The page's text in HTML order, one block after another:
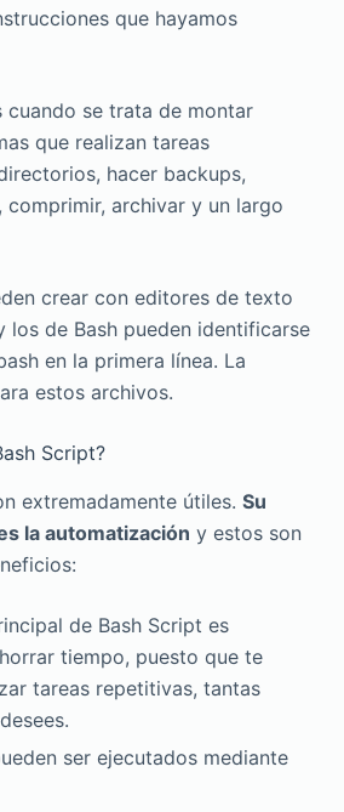
que hayamos
cuando se trata de montar
que realizan tareas
hacer backups,
comprimir, archivar y un largo
crear con editores de texto
los de Bash pueden identificarse
en la primera línea. La
estos archivos.
Script?
extremadamente útiles. Su
la automatización y estos son
de Bash Script es
tiempo, puesto que te
tareas repetitivas, tantas
ser ejecutados mediante